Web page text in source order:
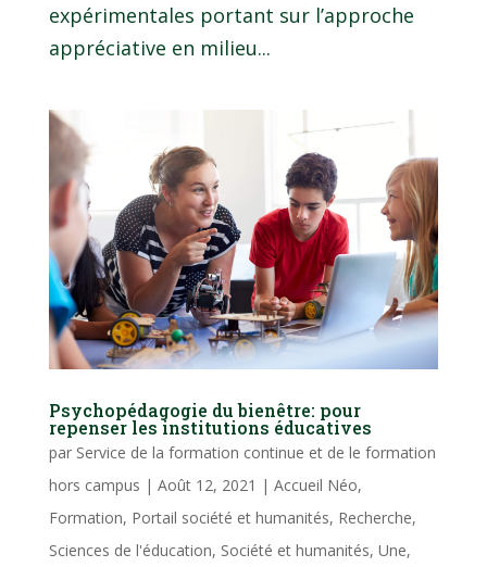
expérimentales portant sur l’approche
appréciative en milieu...
Psychopédagogie du bienêtre: pour
repenser les institutions éducatives
par Service de la formation continue et de le formation
hors campus | Août 12, 2021 | Accueil Néo,
Formation, Portail société et humanités, Recherche,
Sciences de l'éducation, Société et humanités, Une,